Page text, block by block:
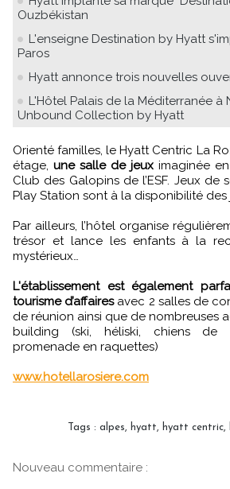
Ouzbékistan
L'enseigne Destination by Hyatt
Paros
Hyatt annonce trois nouvelles
L'Hôtel Palais de la Méditerranée à
Unbound Collection by Hyatt
Orienté familles, le Hyatt Centric La Rozière ouvre au 7ème
étage, une salle de jeux imaginée
Club des Galopins de l’ESF. Jeux de
Play Station sont à la disponibilité des
Par ailleurs, l’hôtel organise
trésor et lance les enfants à la
mystérieux…
L'établissement est également
tourisme d’affairesavec 2 salles de
de réunion ainsi que de nombreuses
building (ski, héliski, chiens de
promenade en raquettes)
www.hotellarosiere.com
Tags : alpes, hyatt, hyatt centric,
Nouveau commentaire :